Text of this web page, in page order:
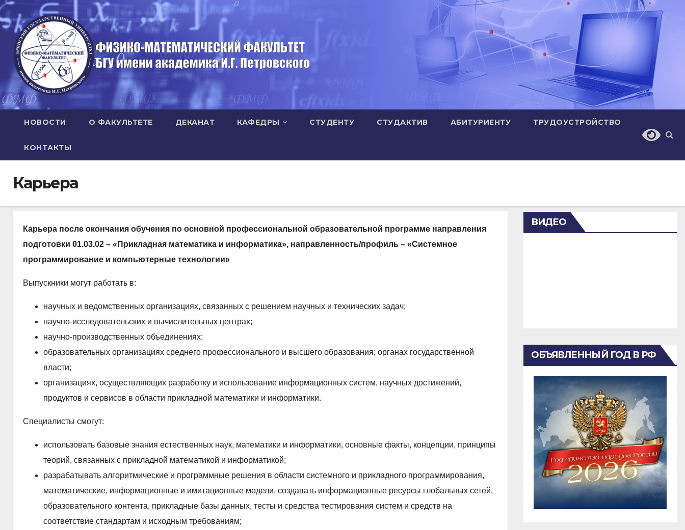
Перейти
к
содержимому
НОВОСТИ О ФАКУЛЬТЕТЕ ДЕКАНАТ КАФЕДРЫ СТУДЕНТУ СТУДАКТИВ АБИТУРИЕНТУ ТРУДОУСТРОЙСТВО
КОНТАКТЫ
Карьера
Карьера после окончания обучения по основной профессиональной образовательной программе направления
подготовки 01.03.02 – «Прикладная математика и информатика», направленность/профиль – «Системное
программирование и компьютерные технологии»
Выпускники могут работать в:
научных и ведомственных организациях, связанных с решением научных и технических задач;
научно-исследовательских и вычислительных центрах;
научно-производственных объединениях;
образовательных организациях среднего профессионального и высшего образования; органах государственной
власти;
организациях, осуществляющих разработку и использование информационных систем, научных достижений,
продуктов и сервисов в области прикладной математики и информатики.
Специалисты смогут:
использовать базовые знания естественных наук, математики и информатики, основные факты, концепции, принципы
теорий, связанных с прикладной математикой и информатикой;
разрабатывать алгоритмические и программные решения в области системного и прикладного программирования,
математические, информационные и имитационные модели, создавать информационные ресурсы глобальных сетей,
образовательного контента, прикладные базы данных, тесты и средства тестирования систем и средств на
соответствие стандартам и исходным требованиям;
ВИДЕО
ОБЪЯВЛЕННЫЙ ГОД В РФ